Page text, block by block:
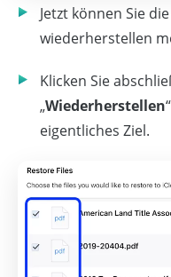
Jetzt können Sie
wiederherstellen
Klicken Sie
„Wiederherstellen
eigentliches Ziel.